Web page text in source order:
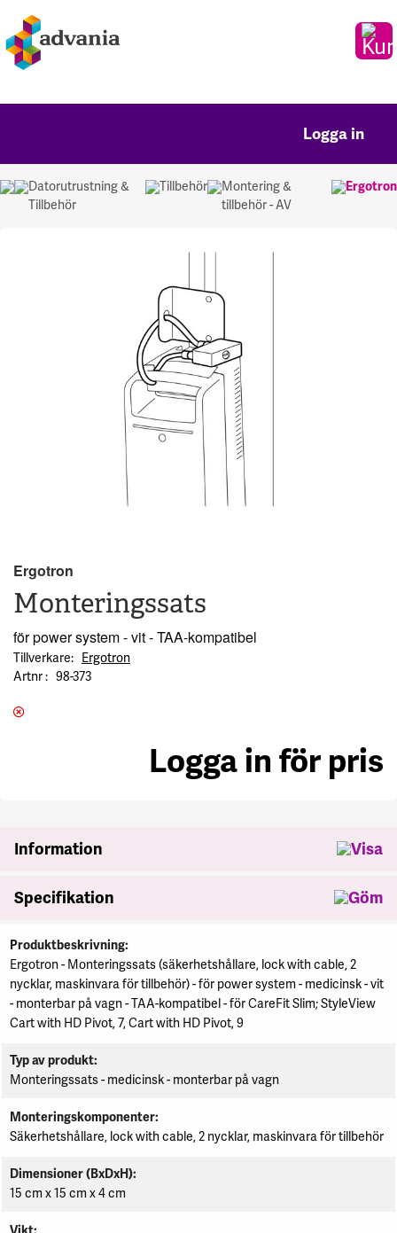
Logga in
Datorutrustning &
Tillbehör
Tillbehör
Montering &
tillbehör - AV
Ergotron
Ergotron
Monteringssats
för power system - vit - TAA-kompatibel
Tillverkare
Ergotron
Artnr
98-373
Logga in för pris
Information
Specifikation
Produktbeskrivning
Ergotron - Monteringssats (säkerhetshållare, lock with cable, 2
nycklar, maskinvara för tillbehör) - för power system - medicinsk - vit
- monterbar på vagn - TAA-kompatibel - för CareFit Slim; StyleView
Cart with HD Pivot, 7, Cart with HD Pivot, 9
Typ av produkt
Monteringssats - medicinsk - monterbar på vagn
Monteringskomponenter
Säkerhetshållare, lock with cable, 2 nycklar, maskinvara för tillbehör
Dimensioner (BxDxH)
15 cm x 15 cm x 4 cm